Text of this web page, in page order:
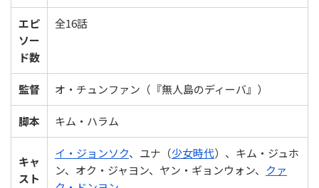
エピ
ソー
ド数
全16話
監督 オ・チュンファン（『無人島のディーバ』）
脚本 キム・ハラム
キャ
スト
イ・ジョンソク、ユナ（少女時代）、キム・ジュホ
ン、オク・ジャヨン、ヤン・ギョンウォン、 クァ